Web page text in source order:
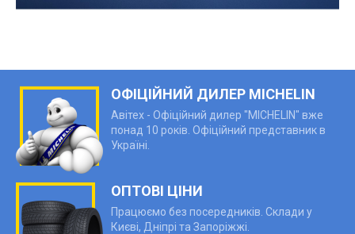
ОФІЦІЙНИЙ ДИЛЕР MICHELIN
Авітех - Офіційний дилер "MICHELIN" вже
понад 10 років. Офіційний представник в
Україні.
ОПТОВІ ЦІНИ
Працюємо без посередників. Склади у
Києві, Дніпрі та Запоріжжі.